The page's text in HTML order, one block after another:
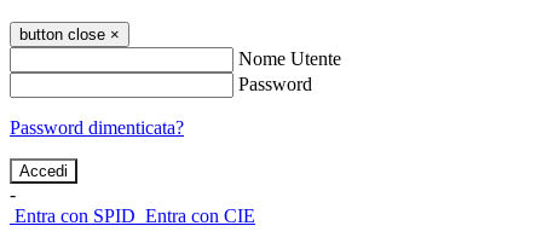
button close ×
Nome Utente
Password
Password dimenticata?
-
Entra con SPID Entra con CIE